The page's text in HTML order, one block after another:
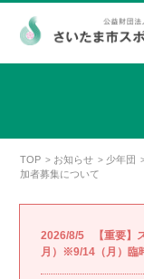
TOP > お知らせ > 少年団
加者募集について
2026/8/5
【重要
月）※9/14（月）臨